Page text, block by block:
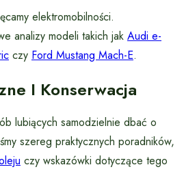
elektromobilności.
analizy modeli takich jak Audi e-
czy Ford Mustang Mach-E.
I Konserwacja
lubiących samodzielnie dbać o
szereg praktycznych poradników,
czy wskazówki dotyczące tego